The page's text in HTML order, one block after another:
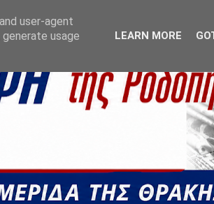
user-agent
usage
LEARN MORE